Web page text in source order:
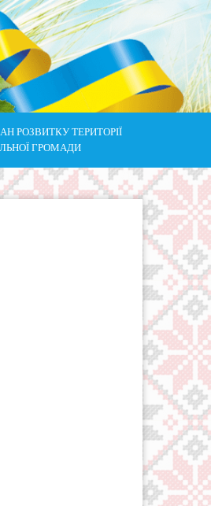
РОЗВИТКУ ТЕРИТОРІЇ
ГРОМАДИ